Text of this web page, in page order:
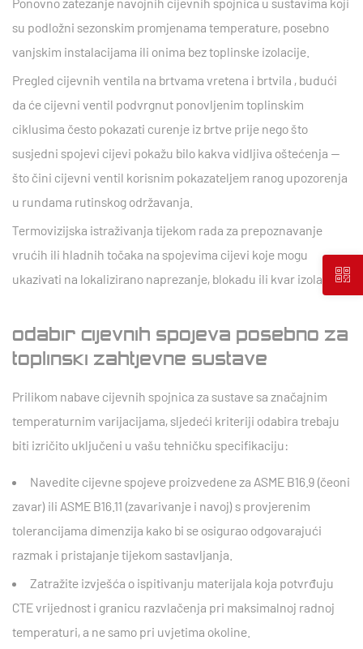
su podložni sezonskim promjenama temperature, posebno
vanjskim instalacijama ili onima bez toplinske izolacije.
Pregled cijevnih ventila na brtvama vretena i brtvila , budući
da će cijevni ventil podvrgnut ponovljenim toplinskim
ciklusima često pokazati curenje iz brtve prije nego što
susjedni spojevi cijevi pokažu bilo kakva vidljiva oštećenja —
što čini cijevni ventil korisnim pokazateljem ranog upozorenja
u rundama rutinskog održavanja.
Termovizijska istraživanja tijekom rada za prepoznavanje
vrućih ili hladnih točaka na spojevima cijevi koje mogu
ukazivati na lokalizirano naprezanje, blokadu ili kvar izolacije.
Odabir cijevnih spojeva posebno za
toplinski zahtjevne sustave
Prilikom nabave cijevnih spojnica za sustave sa značajnim
temperaturnim varijacijama, sljedeći kriteriji odabira trebaju
biti izričito uključeni u vašu tehničku specifikaciju:
Navedite cijevne spojeve proizvedene za ASME B16.9 (čeoni
zavar) ili ASME B16.11 (zavarivanje i navoj) s provjerenim
tolerancijama dimenzija kako bi se osigurao odgovarajući
razmak i pristajanje tijekom sastavljanja.
Zatražite izvješća o ispitivanju materijala koja potvrđuju
CTE vrijednost i granicu razvlačenja pri maksimalnoj radnoj
temperaturi, a ne samo pri uvjetima okoline.